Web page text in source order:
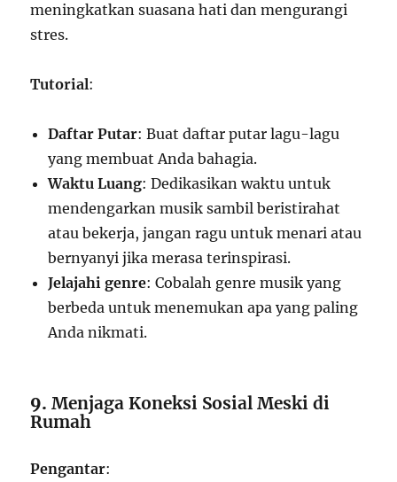
meningkatkan suasana hati dan mengurangi
stres.
Tutorial:
Daftar Putar: Buat daftar putar lagu-lagu
yang membuat Anda bahagia.
Waktu Luang: Dedikasikan waktu untuk
mendengarkan musik sambil beristirahat
atau bekerja, jangan ragu untuk menari atau
bernyanyi jika merasa terinspirasi.
Jelajahi genre: Cobalah genre musik yang
berbeda untuk menemukan apa yang paling
Anda nikmati.
9.Menjaga Koneksi Sosial Meski di
Rumah
Pengantar: